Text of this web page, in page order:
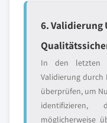
6. Validierung
In den letzten
Validierung durch
überprüfen, um
identifizieren,
möglicherweise